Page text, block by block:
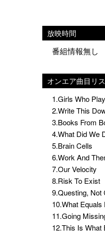
放映時間
番組情報無し
オンエア曲目リ
1.Girls Who
2.Write This
3.Books From
4.What Did We
5.Brain Cells
6.Work And
7.Our Velocity
8.Risk To Exist
9.Questing, Not
10.What Equals
11.Going
12.This Is